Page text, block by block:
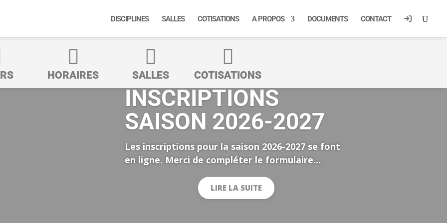
DISCIPLINES SALLES COTISATIONS A PROPOS DOCUMENTS CONTACT

HORAIRES

SALLES

COTISATIONS
INSCRIPTIONS
SAISON 2026-2027
Les inscriptions pour la saison 2026-2027 se font
en ligne. Merci de compléter le formulaire...
LIRE LA SUITE